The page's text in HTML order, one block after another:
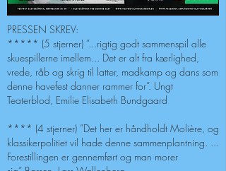
PRESSEN SKREV:
***** (5 stjerner) ”...rigtig godt sammenspil alle
skuespillerne imellem... Det er alt fra kærlighed,
vrede, råb og skrig til latter, madkamp og dans som
denne havefest danner rammer for”. Ungt
Teaterblod, Emilie Elisabeth Bundgaard
**** (4 stjerner) ”Det her er håndholdt Molière, og
klassikerpolitiet vil hade denne sammenplantning. ...
Forestillingen er gennemført og man morer